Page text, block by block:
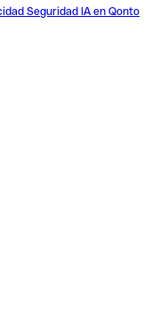
Seguridad IA en Qonto